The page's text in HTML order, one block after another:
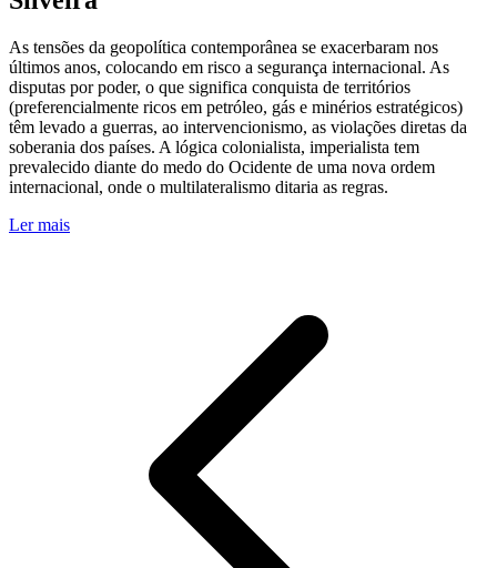
As tensões da geopolítica contemporânea se exacerbaram nos
últimos anos, colocando em risco a segurança internacional. As
disputas por poder, o que significa conquista de territórios
(preferencialmente ricos em petróleo, gás e minérios estratégicos)
têm levado a guerras, ao intervencionismo, as violações diretas da
soberania dos países. A lógica colonialista, imperialista tem
prevalecido diante do medo do Ocidente de uma nova ordem
internacional, onde o multilateralismo ditaria as regras.
Ler mais